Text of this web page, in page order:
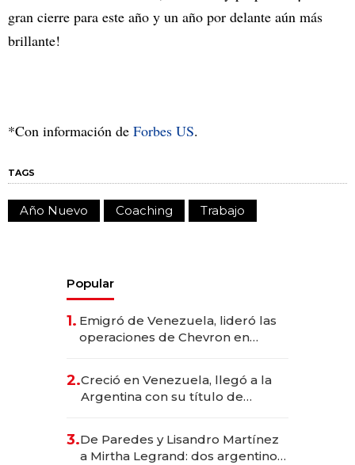
gran cierre para este año y un año por delante aún más
brillante!
*Con información de Forbes US.
TAGS
Año Nuevo Coaching Trabajo
Popular
1. Emigró de Venezuela, lideró las
operaciones de Chevron en
2.Creció en Venezuela, llegó a la
Argentina con su título de
las marcas "fast premium"
3.De Paredes y Lisandro Martínez
a Mirtha Legrand: dos argentinos